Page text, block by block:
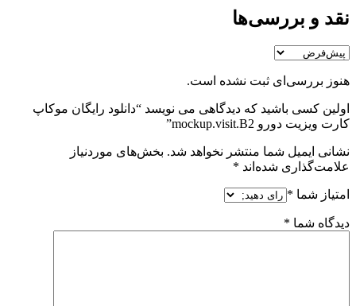
نقد و بررسی‌ها
هنوز بررسی‌ای ثبت نشده است.
اولین کسی باشید که دیدگاهی می نویسد “دانلود رایگان موکاپ
کارت ویزیت دورو mockup.visit.B2”
نشانی ایمیل شما منتشر نخواهد شد. بخش‌های موردنیاز
علامت‌گذاری شده‌اند *
امتیاز شما *
دیدگاه شما *